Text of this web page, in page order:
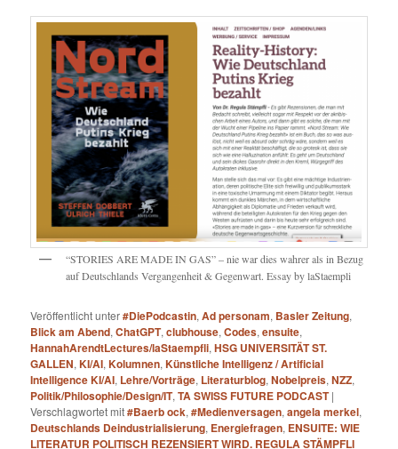
“STORIES ARE MADE IN GAS” – nie war dies wahrer als in Bezug
auf Deutschlands Vergangenheit & Gegenwart. Essay by laStaempli
Veröffentlicht unter#DiePodcastin,Ad personam, Basler Zeitung,
Blick am Abend,ChatGPT,clubhouse,Codes,ensuite,
HannahArendtLectures/laStaempfli,HSG UNIVERSITÄT ST.
GALLEN,KI/AI,Kolumnen,Künstliche Intelligenz / Artificial
Intelligence KI/AI, Lehre/Vorträge, Literaturblog,Nobelpreis,NZZ,
Politik/Philosophie/Design/IT,TA SWISS FUTURE PODCAST |
Verschlagwortet mit#Baerb ock,#Medienversagen,angela merkel,
Deutschlands Deindustrialisierung, Energiefragen, ENSUITE: WIE
LITERATUR POLITISCH REZENSIERT WIRD. REGULA STÄMPFLI